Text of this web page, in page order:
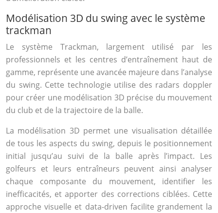
Modélisation 3D du swing avec le système
trackman
Le système Trackman, largement utilisé par les
professionnels et les centres d’entraînement haut de
gamme, représente une avancée majeure dans l’analyse
du swing. Cette technologie utilise des radars doppler
pour créer une modélisation 3D précise du mouvement
du club et de la trajectoire de la balle.
La modélisation 3D permet une visualisation détaillée
de tous les aspects du swing, depuis le positionnement
initial jusqu’au suivi de la balle après l’impact. Les
golfeurs et leurs entraîneurs peuvent ainsi analyser
chaque composante du mouvement, identifier les
inefficacités, et apporter des corrections ciblées. Cette
approche visuelle et data-driven facilite grandement la